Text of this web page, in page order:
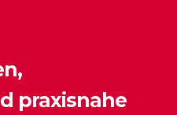
praxisnahe